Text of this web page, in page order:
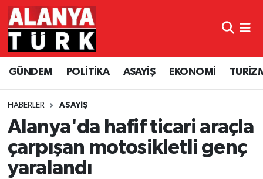
GÜNDEM POLİTİKA ASAYİŞ EKONOMİ
HABERLER ASAYİŞ
Alanya'da hafif ticari araçla
çarpışan motosikletli genç
yaralandı
GÜNDEM
POLİTİKA
ASAYİŞ
EKONOMİ
TURİZM
Nöbetçi Eczaneler
Hava Durumu
Namaz Vakitleri
Trafik Durumu
Süper Lig Puan Durumu ve Fikstür